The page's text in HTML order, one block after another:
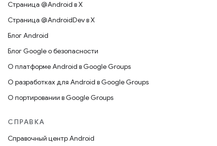
Страница @Android в X
Страница @AndroidDev в X
Блог Android
Блог Google о безопасности
О платформе Android в Google Groups
О разработках для Android в Google Groups
О портировании в Google Groups
СПРАВКА
Справочный центр Android